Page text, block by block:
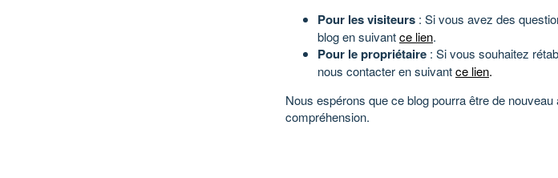
Pour les visiteurs : Si vous avez des
blog en suivantce lien.
Pour le propriétaire : Si vous souhaitez
nous contacter en suivantce lien.
Nous espérons que ce blog pourra être de
compréhension.